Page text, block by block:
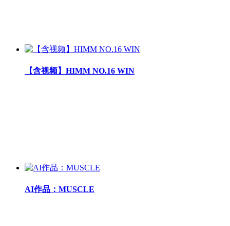
【含视频】HIMM NO.16 WIN
AI作品：MUSCLE